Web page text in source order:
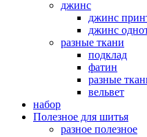
джинс
джинс
джинс
разные ткани
подклад
фатин
разные
вельвет
набор
Полезное для шитья
разное полезное